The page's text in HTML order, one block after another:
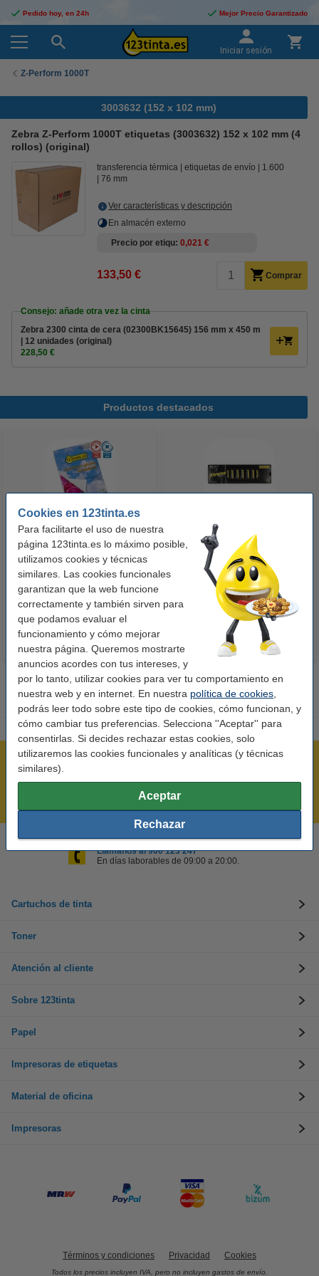
Cookies en 123tinta.es
Para facilitarte el uso de nuestra
página 123tinta.es lo máximo posible,
utilizamos cookies y técnicas
similares. Las cookies funcionales
garantizan que la web funcione
correctamente y también sirven para
que podamos evaluar el
funcionamiento y cómo mejorar
nuestra página. Queremos mostrarte
anuncios acordes con tus intereses, y
por lo tanto, utilizar cookies para ver tu comportamiento en
nuestra web y en internet. En nuestra política de cookies
podrás leer todo sobre este tipo de cookies, cómo funcionan, y
cómo cambiar tus preferencias. Selecciona ''Aceptar'' para
consentirlas. Si decides rechazar estas cookies, solo
utilizaremos las cookies funcionales y analíticas (y técnicas
similares).
Aceptar
Rechazar
Pedido hoy, en 24h Mejor Precio Garantizado
Iniciar sesión
Z-Perform 1000T
3003632 (152 x 102 mm)
Zebra Z-Perform 1000T etiquetas (3003632) 152 x 102 mm (4
rollos) (original)
transferencia térmica etiquetas de envío
1.600
76 mm
Ver características y descripción
En almacén externo
Precio por etiqu 0,021 €
133,50 € Comprar
Consejo: añade otra vez la cinta
Zebra 2300 cinta de cera (02300BK15645) 156 mm x 450 m
| 12 unidades (original)
228,50 €
Productos destacados
123tinta Papel fotográfico
Premium Glossy brillo alto | 10 x
15 cm | 260g | 100 hojas
10,50 € Incl. 21% IVA
123tinta Pilas Alcalinas Xtreme
Power AA - LR06 - MN1500 - 24
unidades
14,50 € Incl. 21% IVA
¡Recibe en 24 horas!
Llámanos al 900 123 247
En días laborables de 09:00 a 20:00.
Cartuchos de tinta
Toner
Atención al cliente
Sobre 123tinta
Papel
Impresoras de etiquetas
Material de oficina
Impresoras
Términos y condiciones Privacidad Cookies
Todos los precios incluyen IVA, pero no incluyen gastos de envío.